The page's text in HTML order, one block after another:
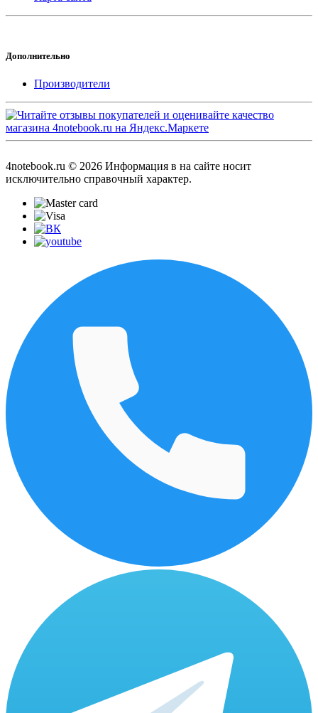
Дополнительно
Производители
4notebook.ru © 2026 Информация в на сайте носит
исключительно справочный характер.